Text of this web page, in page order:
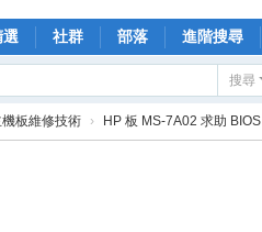
社群 部落 進階搜尋
搜尋
板維修技術 › HP 板 MS-7A02 求助 BIOS